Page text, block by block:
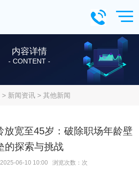
内容详情
- CONTENT -
> 新闻资讯> 其他新闻
放宽至45岁：破除职场年龄壁
的探索与挑战
06-10 10:00 浏览次数： 次